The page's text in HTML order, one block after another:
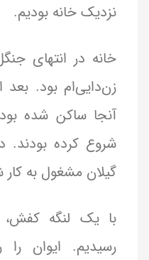
نزدیک خانه بودیم.
خانه در انتهای
زن‌دایی‌ام بود. بعد
آنجا ساکن شده
شروع کرده بودند.
گیلان مشغول به
با یک لنگه کفش،
رسیدیم. ایوان